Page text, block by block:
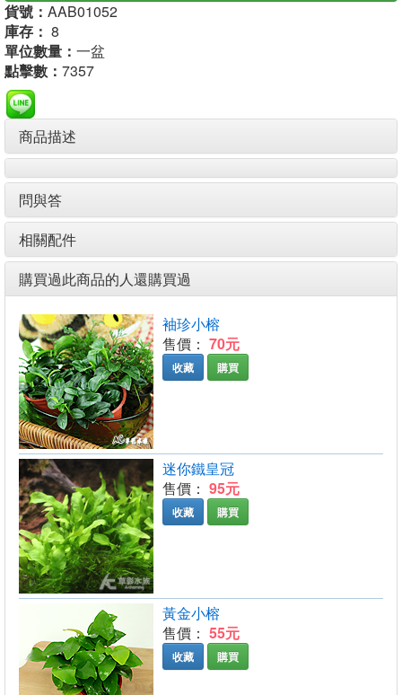
貨號： AAB01052
庫存： 8
單位數量： 一盆
點擊數： 7357
商品描述
問與答
相關配件
購買過此商品的人還購買過
袖珍小榕
售價： 70元
收藏 購買
迷你鐵皇冠
售價： 95元
收藏 購買
黃金小榕
售價： 55元
收藏 購買